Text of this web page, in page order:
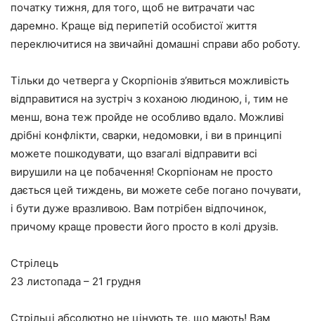
початку тижня, для того, щоб не витрачати час
даремно. Краще від перипетій особистої життя
переключитися на звичайні домашні справи або роботу.
Тільки до четверга у Скорпіонів з’явиться можливість
відправитися на зустріч з коханою людиною, і, тим не
менш, вона теж пройде не особливо вдало. Можливі
дрібні конфлікти, сварки, недомовки, і ви в принципі
можете пошкодувати, що взагалі відправити всі
вирушили на це побачення! Скорпіонам не просто
дається цей тиждень, ви можете себе погано почувати,
і бути дуже вразливою. Вам потрібен відпочинок,
причому краще провести його просто в колі друзів.
Стрілець
23 листопада – 21 грудня
Стрільці абсолютно не цінують те, що мають! Вам